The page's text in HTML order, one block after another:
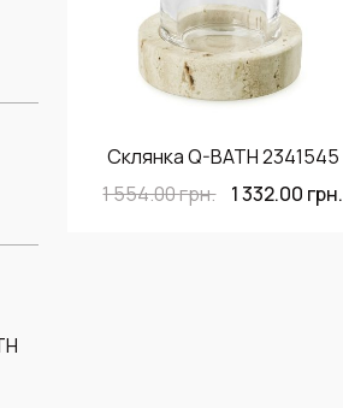
Склянка Q-BATH 2341545
1 554.00грн. 1 332.00 грн.